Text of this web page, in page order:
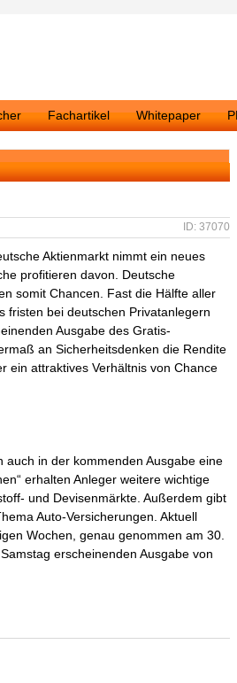
Fachartikel Whitepaper
ID: 37070
Aktienmarkt nimmt ein neues
profitieren davon. Deutsche
somit Chancen. Fast die Hälfte aller
fristen bei deutschen Privatanlegern
Ausgabe des Gratis-
an Sicherheitsdenken die Rendite
ein attraktives Verhältnis von Chance
auch in der kommenden Ausgabe eine
erhalten Anleger weitere wichtige
und Devisenmärkte. Außerdem gibt
Auto-Versicherungen. Aktuell
Wochen, genau genommen am 30.
erscheinenden Ausgabe von